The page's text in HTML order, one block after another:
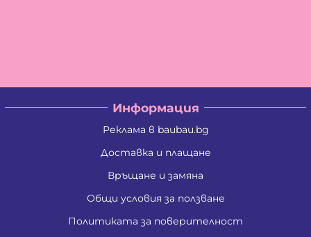
Информация
Реклама в baubau.bg
Доставка и плащане
Връщане и замяна
Общи условия за ползване
Политиката за поверителност